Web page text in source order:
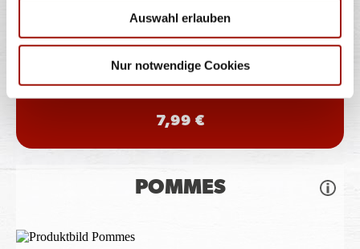
Auswahl erlauben
Nur notwendige Cookies
Pommes, Rinderhackfleisch, Jalapeños, Chili Cheese
Sauce, BBQ Sauce
7,99 €
POMMES